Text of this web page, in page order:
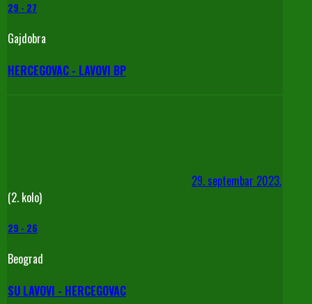
29 - 27
Gajdobra
HERCEGOVAC - LAVOVI BP
29. septembar 2023.
(2. kolo)
29 - 26
Beograd
SU LAVOVI - HERCEGOVAC